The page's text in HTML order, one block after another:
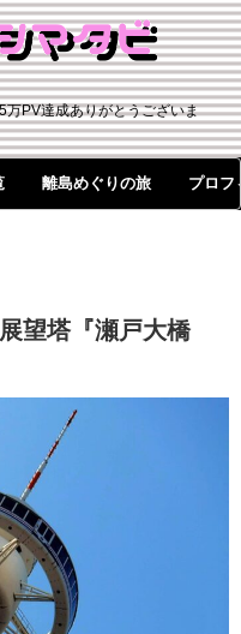
PV達成ありがとうございま
離島めぐりの旅 プロフ
望塔『瀬戸大橋